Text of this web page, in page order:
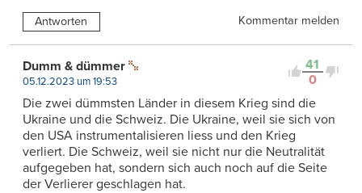
Antworten Kommentar melden
41
0
Dumm & dümmer
05.12.2023 um 19:53
Die zwei dümmsten Länder in diesem Krieg sind die
Ukraine und die Schweiz. Die Ukraine, weil sie sich von
den USA instrumentalisieren liess und den Krieg
verliert. Die Schweiz, weil sie nicht nur die Neutralität
aufgegeben hat, sondern sich auch noch auf die Seite
der Verlierer geschlagen hat.